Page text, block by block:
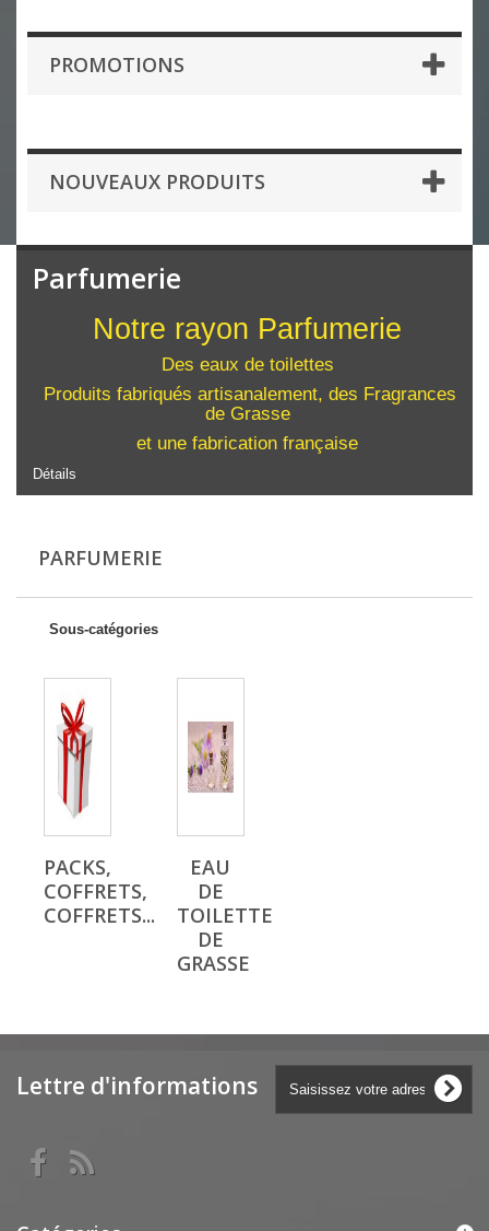
PROMOTIONS
NOUVEAUX PRODUITS
Parfumerie
Notre rayon Parfumerie
Des eaux de toilettes
Produits fabriqués artisanalement, des Fragrances
de Grasse
et une fabrication française
Détails
PARFUMERIE
Sous-catégories
PACKS,
COFFRETS,
COFFRETS...
EAU
DE
TOILETTE
DE
GRASSE
Lettre d'informations